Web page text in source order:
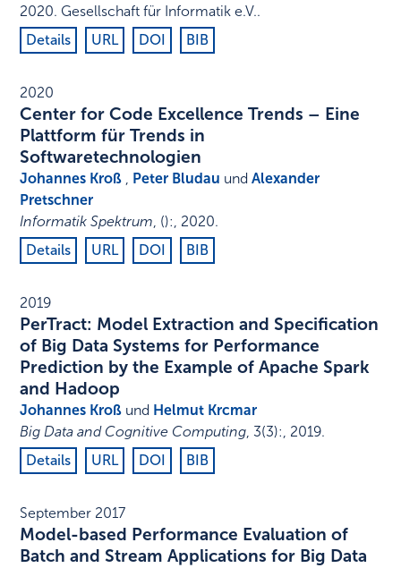
2020. Gesellschaft für Informatik e.V..
Details
URL DOI BIB
2020
Center for Code Excellence Trends – Eine
Plattform für Trends in
Softwaretechnologien
Johannes Kroß , Peter Bludau undAlexander
Pretschner
Informatik Spektrum, ():, 2020.
Details
URL DOI BIB
2019
PerTract: Model Extraction and Specification
of Big Data Systems for Performance
Prediction by the Example of Apache Spark
and Hadoop
Johannes Kroß und Helmut Krcmar
Big Data and Cognitive Computing, 3(3):, 2019.
Details
URL DOI BIB
September 2017
Model-based Performance Evaluation of
Batch and Stream Applications for Big Data